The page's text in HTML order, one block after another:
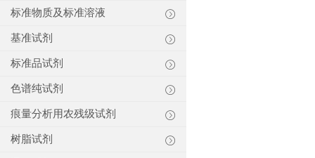
标准物质及标准溶液
基准试剂
标准品试剂
色谱纯试剂
痕量分析用农残级试剂
树脂试剂